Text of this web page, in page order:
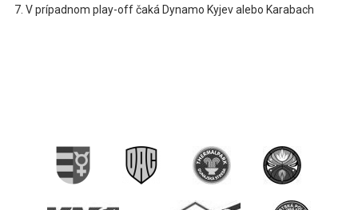
V prípadnom play-off čaká Dynamo Kyjev alebo Karabach